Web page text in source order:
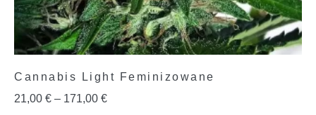
Cannabis Light Feminizowane
21,00 € – 171,00 €